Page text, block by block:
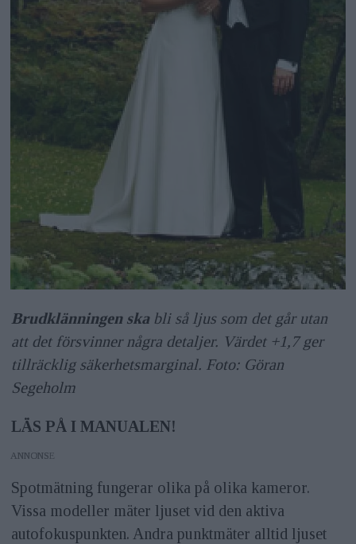
Brudklänningen ska bli så ljus som det går utan
att det försvinner några detaljer. Värdet +1,7 ger
tillräcklig säkerhetsmarginal. Foto: Göran
Segeholm
LÄS PÅ I MANUALEN!
ANNONS
Spotmätning fungerar olika på olika kameror.
Vissa modeller mäter ljuset vid den aktiva
autofokuspunkten. Andra punktmäter alltid ljuset